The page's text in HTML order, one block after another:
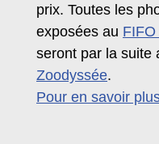
prix. Toutes les
exposées au
seront par la suite
Zoodyssée.
Pour en savoir